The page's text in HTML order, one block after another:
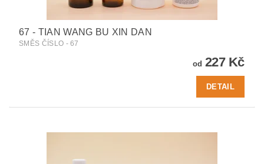
67 - TIAN WANG BU XIN DAN
SMĚS ČÍSLO - 67
od 227 Kč
DETAIL